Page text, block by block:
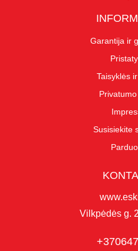
Garantija ir
Taisyklės
Susisiekite
Vilkpėdės g.